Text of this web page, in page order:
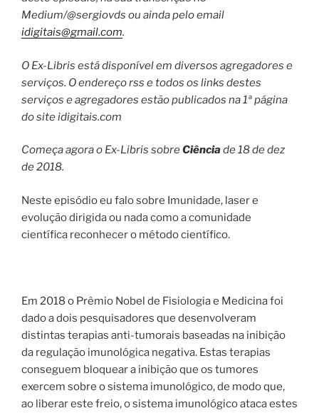
Medium/@sergiovds ou ainda pelo email
idigitais@gmail.com.
O Ex-Libris está disponível em diversos agregadores e
serviços. O endereço rss e todos os links destes
serviços e agregadores estão publicados na 1ª página
do site idigitais.com
Começa agora o Ex-Libris sobreCiência de 18 de dez
de 2018.
Neste episódio eu falo sobre Imunidade, laser e
evolução dirigida ou nada como a comunidade
científica reconhecer o método científico.
Em 2018 o Prêmio Nobel de Fisiologia e Medicina foi
dado a dois pesquisadores que desenvolveram
distintas terapias anti-tumorais baseadas na inibição
da regulação imunológica negativa. Estas terapias
conseguem bloquear a inibição que os tumores
exercem sobre o sistema imunológico, de modo que,
ao liberar este freio, o sistema imunológico ataca estes